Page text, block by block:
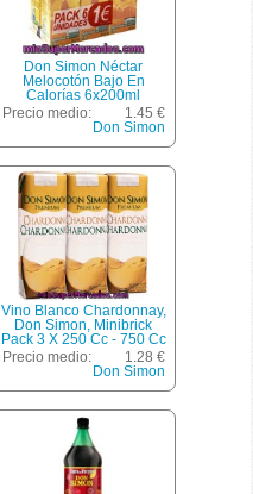
Don Simon Néctar
Melocotón Bajo En
Calorías 6x200ml
Precio medio:
1.45 €
Don Simon
Vino Blanco Chardonnay,
Don Simon, Minibrick
Pack 3 X 250 Cc - 750 Cc
Precio medio:
1.28 €
Don Simon